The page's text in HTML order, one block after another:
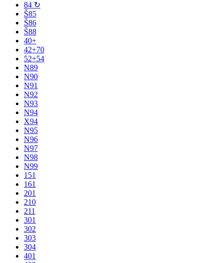
84 ↻
Š85
Š86
Š88
40+
42+70
52+54
N89
N90
N91
N92
N93
N94
X94
N95
N96
N97
N98
N99
151
161
201
210
211
301
302
303
304
401